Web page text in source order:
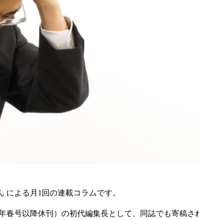
よる月1回の連載コラムです。
春号以降休刊）の初代編集長として、同誌でも寄稿さ